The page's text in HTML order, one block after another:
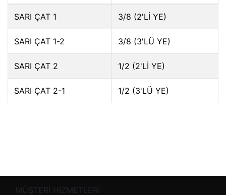
SARI ÇAT 1 3/8 (2'Lİ YE)
SARI ÇAT 1-2 3/8 (3'LÜ YE)
SARI ÇAT 2 1/2 (2'Lİ YE)
SARI ÇAT 2-1 1/2 (3'LÜ YE)
MÜŞTERİ HİZMETLERİ